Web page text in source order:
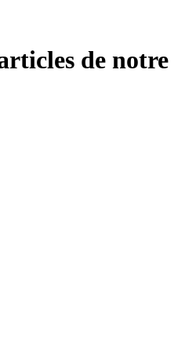
de notre